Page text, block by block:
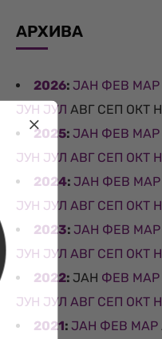
АРХИВА
2026: ЈАН ФЕВ МАР
ЈУН ЈУЛ АВГ СЕП ОКТ
2025: ЈАН ФЕВ МАР
ЈУН ЈУЛ АВГ СЕП ОКТ
2024: ЈАН ФЕВ МАР
ЈУН ЈУЛ АВГ СЕП ОКТ
2023: ЈАН ФЕВ МАР
ЈУН ЈУЛ АВГ СЕП ОКТ
2022: ЈАН ФЕВ МАР
ЈУН ЈУЛ АВГ СЕП ОКТ
2021: ЈАН ФЕВ МАР